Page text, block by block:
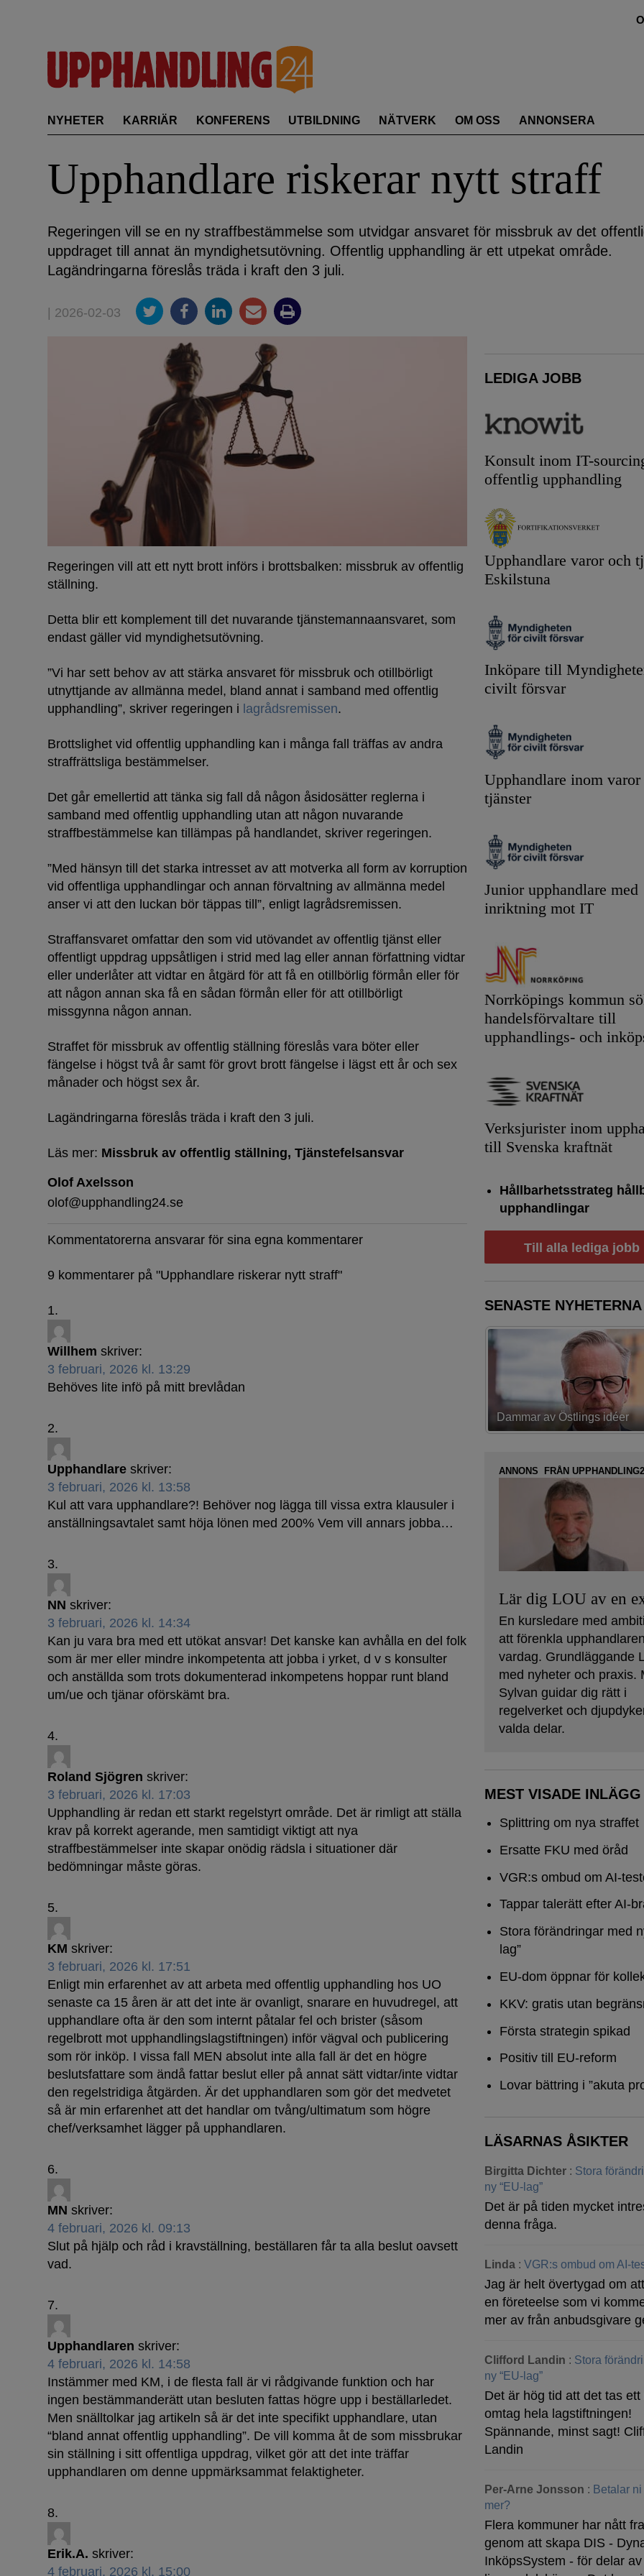
NYHETER KARRIÄR KONFERENS UTBILDNING NÄTVERK OM OSS ANNONSERA
Upphandlare riskerar nytt straff
Regeringen vill se en ny straffbestämmelse som utvidgar ansvaret för missbruk av det
uppdraget till annat än myndighetsutövning. Offentlig upphandling är ett utpekat område.
Lagändringarna föreslås träda i kraft den 3 juli.
| 2026-02-03
Regeringen vill att ett nytt brott införs i brottsbalken: missbruk av offentlig
ställning.
Detta blir ett komplement till det nuvarande tjänstemannaansvaret, som
endast gäller vid myndighetsutövning.
”Vi har sett behov av att stärka ansvaret för missbruk och otillbörligt
utnyttjande av allmänna medel, bland annat i samband med offentlig
upphandling”, skriver regeringen i lagrådsremissen.
Brottslighet vid offentlig upphandling kan i många fall träffas av andra
straffrättsliga bestämmelser.
Det går emellertid att tänka sig fall då någon åsidosätter reglerna i
samband med offentlig upphandling utan att någon nuvarande
straffbestämmelse kan tillämpas på handlandet, skriver regeringen.
”Med hänsyn till det starka intresset av att motverka all form av korruption
vid offentliga upphandlingar och annan förvaltning av allmänna medel
anser vi att den luckan bör täppas till”, enligt lagrådsremissen.
Straffansvaret omfattar den som vid utövandet av offentlig tjänst eller
offentligt uppdrag uppsåtligen i strid med lag eller annan författning vidtar
eller underlåter att vidtar en åtgärd för att få en otillbörlig förmån eller för
att någon annan ska få en sådan förmån eller för att otillbörligt
missgynna någon annan.
Straffet för missbruk av offentlig ställning föreslås vara böter eller
fängelse i högst två år samt för grovt brott fängelse i lägst ett år och sex
månader och högst sex år.
Lagändringarna föreslås träda i kraft den 3 juli.
Läs mer: Missbruk av offentlig ställning Tjänstefelsansvar
Olof Axelsson
olof@upphandling24.se
Kommentatorerna ansvarar för sina egna kommentarer
9 kommentarer på "Upphandlare riskerar nytt straff"
Willhem skriver:
3 februari, 2026 kl. 13:29
Behöves lite infö på mitt brevlådan
Upphandlare skriver:
3 februari, 2026 kl. 13:58
Kul att vara upphandlare?! Behöver nog lägga till vissa extra klausuler i
anställningsavtalet samt höja lönen med 200% Vem vill annars jobba…
NN skriver:
3 februari, 2026 kl. 14:34
Kan ju vara bra med ett utökat ansvar! Det kanske kan avhålla en del folk
som är mer eller mindre inkompetenta att jobba i yrket, d v s konsulter
och anställda som trots dokumenterad inkompetens hoppar runt bland
um/ue och tjänar oförskämt bra.
Roland Sjögren skriver:
3 februari, 2026 kl. 17:03
Upphandling är redan ett starkt regelstyrt område. Det är rimligt att ställa
krav på korrekt agerande, men samtidigt viktigt att nya
straffbestämmelser inte skapar onödig rädsla i situationer där
bedömningar måste göras.
KM skriver:
3 februari, 2026 kl. 17:51
Enligt min erfarenhet av att arbeta med offentlig upphandling hos UO
senaste ca 15 åren är att det inte är ovanligt, snarare en huvudregel, att
upphandlare ofta är den som internt påtalar fel och brister (såsom
regelbrott mot upphandlingslagstiftningen) inför vägval och publicering
som rör inköp. I vissa fall MEN absolut inte alla fall är det en högre
beslutsfattare som ändå fattar beslut eller på annat sätt vidtar/inte vidtar
den regelstridiga åtgärden. Är det upphandlaren som gör det medvetet
så är min erfarenhet att det handlar om tvång/ultimatum som högre
chef/verksamhet lägger på upphandlaren.
MN skriver:
4 februari, 2026 kl. 09:13
Slut på hjälp och råd i kravställning, beställaren får ta alla beslut oavsett
vad.
Upphandlaren skriver:
4 februari, 2026 kl. 14:58
Instämmer med KM, i de flesta fall är vi rådgivande funktion och har
ingen bestämmanderätt utan besluten fattas högre upp i beställarledet.
Men snälltolkar jag artikeln så är det inte specifikt upphandlare, utan
“bland annat offentlig upphandling”. De vill komma åt de som missbrukar
sin ställning i sitt offentliga uppdrag, vilket gör att det inte träffar
upphandlaren om denne uppmärksammat felaktigheter.
Erik.A. skriver:
4 februari, 2026 kl. 15:00
LEDIGA JOBB
Konsult inom IT-
offentlig upphandling
Upphandlare varor och
Eskilstuna
Inköpare till
civilt försvar
Upphandlare inom varor
tjänster
Junior upphandlare med
inriktning mot IT
Norrköpings kommun
handelsförvaltare till
upphandlings- och
Verksjurister inom
till Svenska kraftnät
Hållbarhetsstrateg
upphandlingar
Till alla lediga jobb
SENASTE NYHETERNA
Första strategin spikad
ANNONS FRÅN
Lär dig LOU av en
En kursledare med
att förenkla
vardag. Grundläggande
med nyheter och praxis.
Sylvan guidar dig rätt i
regelverket och
valda delar.
MEST VISADE INLÄGG
Splittring om nya straffet
Ersatte FKU med öråd
VGR:s ombud om AI-
Tappar talerätt efter AI-
Stora förändringar med
lag”
EU-dom öppnar för
KKV: gratis utan
Första strategin spikad
Positiv till EU-reform
Lovar bättring i ”akuta
LÄSARNAS ÅSIKTER
Birgitta Dichter : Stora
ny “EU-lag”
Det är på tiden mycket
denna fråga.
Linda :VGR:s ombud om AI-
Jag är helt övertygad om
en företeelse som vi
mer av från anbudsgivare
Clifford Landin : Stora
ny “EU-lag”
Det är hög tid att det tas ett
omtag hela lagstiftningen!
Spännande, minst sagt!
Landin
Per-Arne Jonsson : Betalar
mer?
Flera kommuner har nått
genom att skapa DIS -
InköpsSystem - för delar av